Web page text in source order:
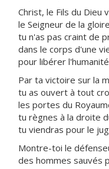
Christ, le Fils du Dieu
le Seigneur de la
tu n'as pas craint de
dans le corps d'une
pour libérer
Par ta victoire sur la
tu as ouvert à tout
les portes du
tu règnes à la droite
tu viendras pour le
Montre-toi le
des hommes sauvés